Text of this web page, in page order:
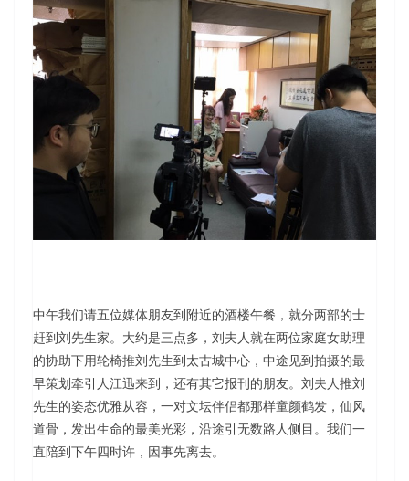
中午我们请五位媒体朋友到附近的酒楼午餐，就分两部的士
赶到刘先生家。大约是三点多，刘夫人就在两位家庭女助理
的协助下用轮椅推刘先生到太古城中心，中途见到拍摄的最
早策划牵引人江迅来到，还有其它报刊的朋友。刘夫人推刘
先生的姿态优雅从容，一对文坛伴侣都那样童颜鹤发，仙风
道骨，发出生命的最美光彩，沿途引无数路人侧目。我们一
直陪到下午四时许，因事先离去。